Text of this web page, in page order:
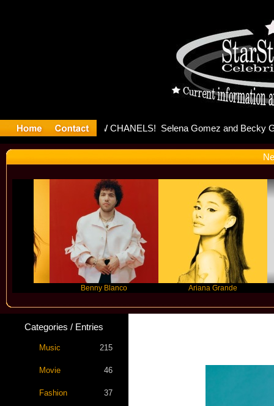
Benny Blanco Ariana Grande
Categories / Entries
Music 215
Movie 46
Fashion 37